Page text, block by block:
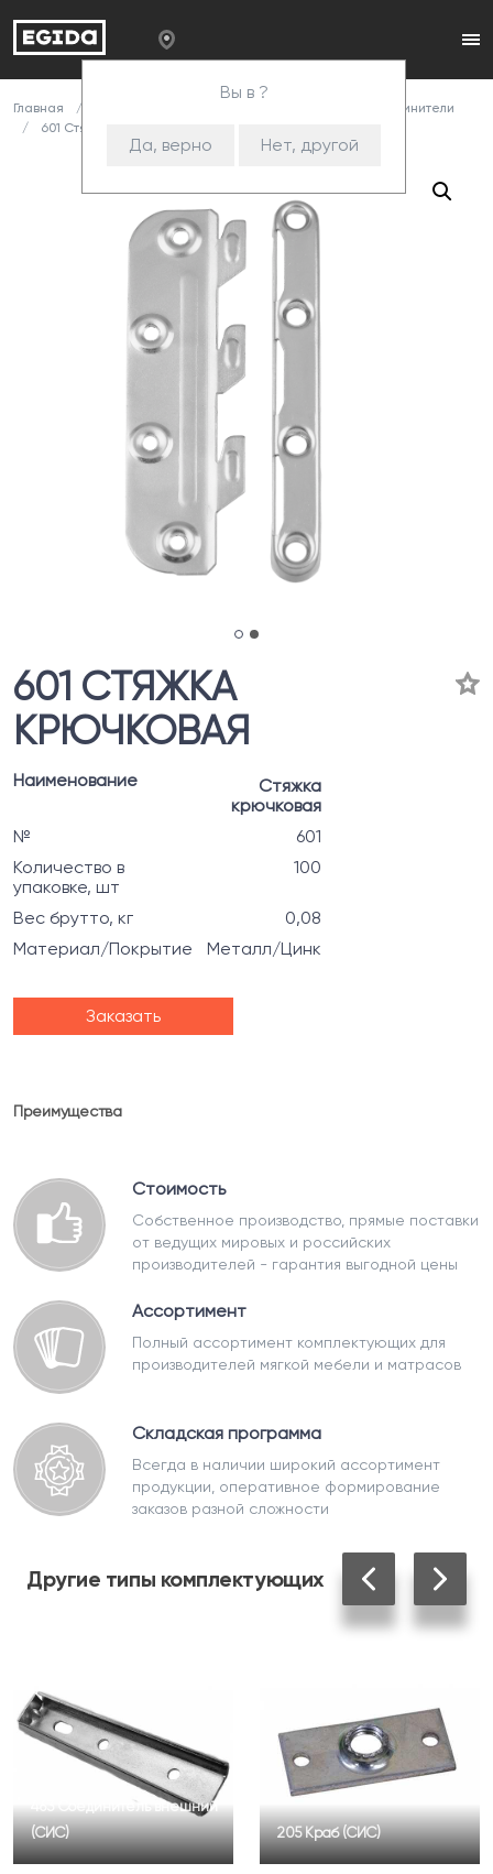
Вы в ?
Да, верно Нет, другой
Главная
Стяжки и соединители
601 Стяжка крючковая
601 СТЯЖКА
КРЮЧКОВАЯ
Наименование
Стяжка
крючковая
№
601
Количество в
упаковке, шт
100
Вес брутто, кг
0,08
Материал/Покрытие
Металл/Цинк
Заказать
Преимущества
Стоимость
Собственное производство, прямые поставки
от ведущих мировых и российских
производителей - гарантия выгодной цены
Ассортимент
Полный ассортимент комплектующих для
производителей мягкой мебели и матрасов
Складская программа
Всегда в наличии широкий ассортимент
продукции, оперативное формирование
заказов разной сложности
Другие типы комплектующих
463 Соединитель внешний
(СИС)
205 Краб (СИС)